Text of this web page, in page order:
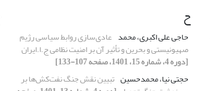
ح
حاجی علی اکبری، محمد عادی‌سازی روابط سیاسی رژیم
صهیونیستی و بحرین و تأثیر آن بر امنیت نظامی ج.ا.ایران
[دوره 4، شماره 15، 1401، صفحه 107-133]
حجتی نیا، محمدحسین تبیین نقش جنگ نفت‌کش‌ها بر